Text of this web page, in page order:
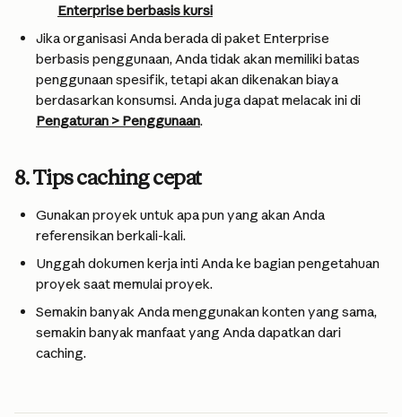
Enterprise berbasis kursi
Jika organisasi Anda berada di paket Enterprise
berbasis penggunaan, Anda tidak akan memiliki batas
penggunaan spesifik, tetapi akan dikenakan biaya
berdasarkan konsumsi. Anda juga dapat melacak ini di
Pengaturan > Penggunaan.
8. Tips caching cepat
Gunakan proyek untuk apa pun yang akan Anda
referensikan berkali-kali.
Unggah dokumen kerja inti Anda ke bagian pengetahuan
proyek saat memulai proyek.
Semakin banyak Anda menggunakan konten yang sama,
semakin banyak manfaat yang Anda dapatkan dari
caching.